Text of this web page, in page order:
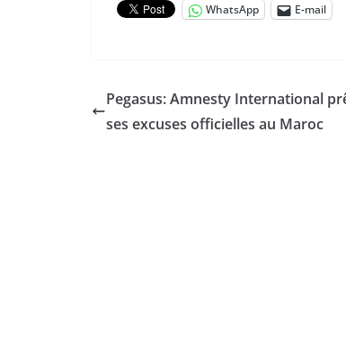
WhatsApp
E-mail
Pegasus: Amnesty International
ses excuses officielles au Maroc